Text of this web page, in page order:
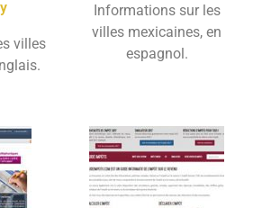
villes
Informations sur les
villes mexicaines, en
espagnol.